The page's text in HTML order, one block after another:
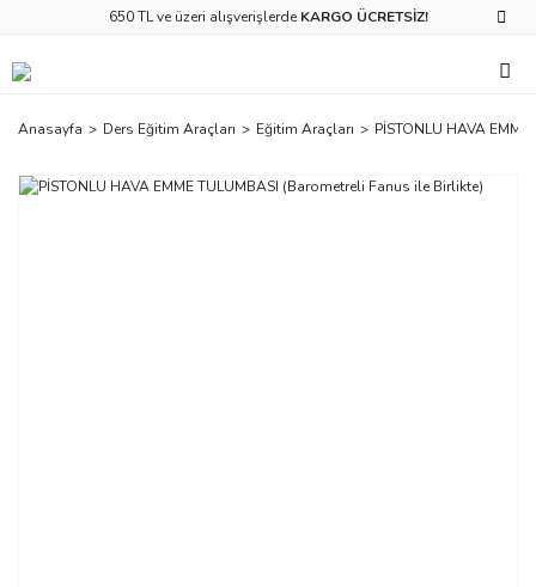
650 TL ve üzeri alışverişlerde KARGO ÜCRETSİZ!
Anasayfa Ders Eğitim Araçları Eğitim Araçları PİSTONLU HAVA